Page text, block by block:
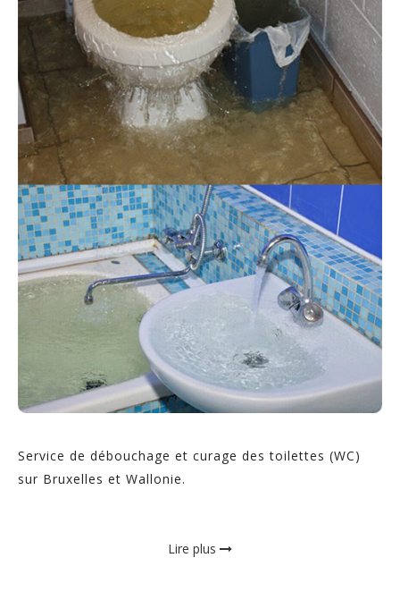
Service de débouchage et curage des toilettes (WC)
sur Bruxelles et Wallonie.
Lire plus